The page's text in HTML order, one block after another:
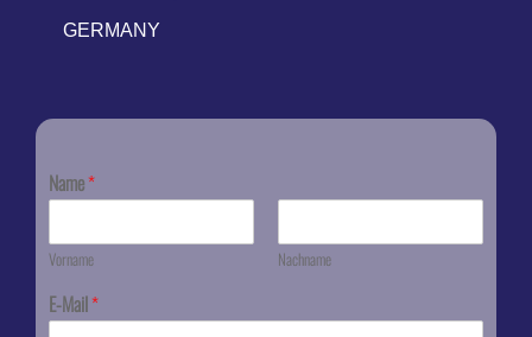
GERMANY
Name*
Vorname Nachname
E-Mail*